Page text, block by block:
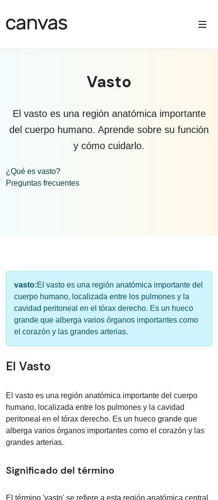
Vasto
El vasto es una región anatómica importante
del cuerpo humano. Aprende sobre su función
y cómo cuidarlo.
¿Qué es vasto?
Preguntas frecuentes
Información médica sobre vasto
vasto:El vasto es una región anatómica importante del
cuerpo humano, localizada entre los pulmones y la
cavidad peritoneal en el tórax derecho. Es un hueco
grande que alberga varios órganos importantes como
el corazón y las grandes arterias.
El Vasto
El vasto es una región anatómica importante del cuerpo
humano, localizada entre los pulmones y la cavidad
peritoneal en el tórax derecho. Es un hueco grande que
alberga varios órganos importantes como el corazón y las
grandes arterias.
Significado del término
El término 'vasto' se refiere a esta región anatómica central